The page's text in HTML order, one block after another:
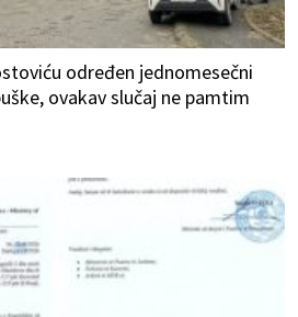
određen jednomesečni
ovakav slučaj ne pamtim